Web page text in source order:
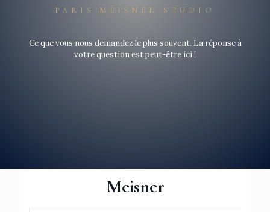
PARIS MEISNER STUDIO
Ce que vous nous demandez le plus souvent. La réponse à
votre question est peut-être ici !
Meisner